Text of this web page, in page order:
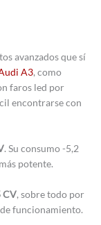
avanzados que sí
A3, como
faros led por
encontrarse con
. Su consumo -5,2
potente.
CV, sobre todo por
funcionamiento.